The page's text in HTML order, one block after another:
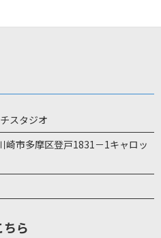
スタジオ
崎市多摩区登戸1831－1キャロッ
ら